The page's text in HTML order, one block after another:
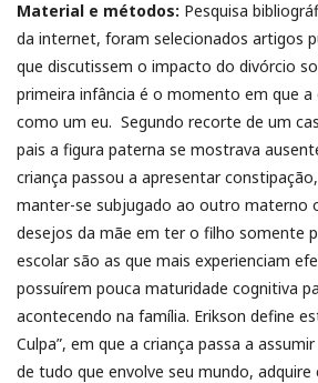
Material e métodos: Pesquisa
da internet, foram selecionados artigos
que discutissem o impacto do divórcio
primeira infância é o momento em que
como um eu. Segundo recorte de um
pais a figura paterna se mostrava
criança passou a apresentar
manter-se subjugado ao outro materno
desejos da mãe em ter o filho somente
escolar são as que mais experienciam
possuírem pouca maturidade cognitiva
acontecendo na família. Erikson define
Culpa”, em que a criança passa a
de tudo que envolve seu mundo,